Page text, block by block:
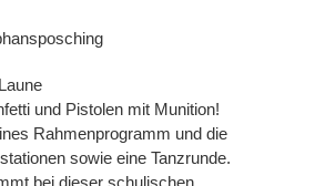
und Pistolen mit Munition!
Rahmenprogramm und die
sowie eine Tanzrunde.